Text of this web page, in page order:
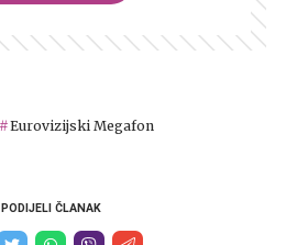
Eurovizijski Megafon
PODIJELI ČLANAK